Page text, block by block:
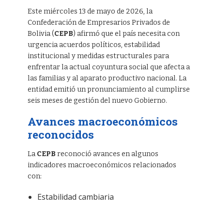
Este miércoles 13 de mayo de 2026, la
Confederación de Empresarios Privados de
Bolivia (CEPB) afirmó que el país necesita con
urgencia acuerdos políticos, estabilidad
institucional y medidas estructurales para
enfrentar la actual coyuntura social que afecta a
las familias y al aparato productivo nacional. La
entidad emitió un pronunciamiento al cumplirse
seis meses de gestión del nuevo Gobierno.
Avances macroeconómicos
reconocidos
La CEPB reconoció avances en algunos
indicadores macroeconómicos relacionados
con:
Estabilidad cambiaria